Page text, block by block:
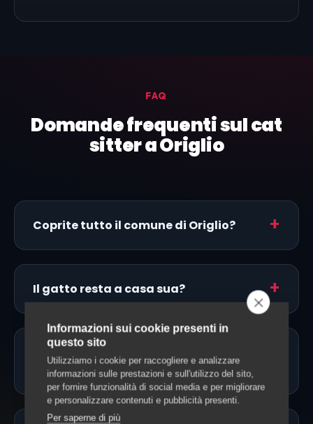
FAQ
Domande frequenti sul cat
sitter a Origlio
Coprite tutto il comune di Origlio?
Il gatto resta a casa sua?
Il cat sitter può somministrare
farmaci?
Informazioni sui cookie presenti in
questo sito
Utilizziamo i cookie per raccogliere e analizzare
informazioni sulle prestazioni e sull'utilizzo del sito,
per fornire funzionalità di social media e per migliorare
e personalizzare contenuti e pubblicità presenti.
Per saperne di più